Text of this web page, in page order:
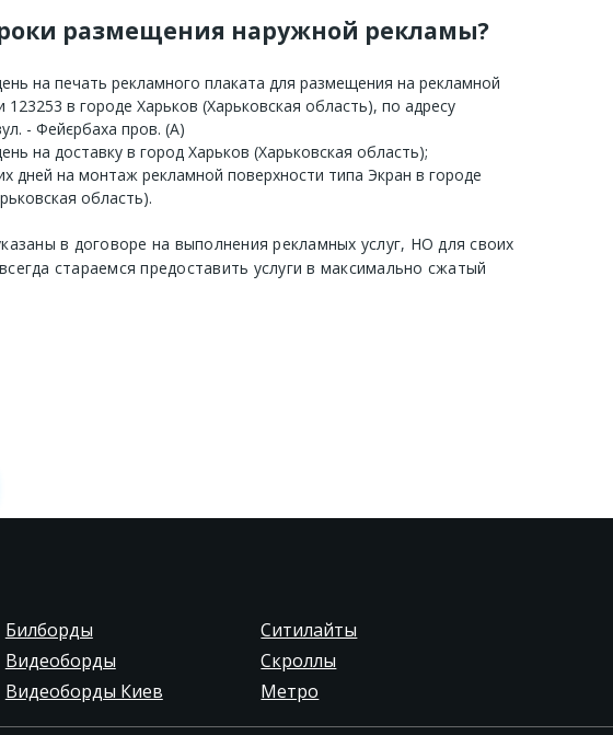
размещения наружной рекламы?
на печать рекламного плаката для размещения на рекламной
123253 в городе Харьков (Харьковская область), по адресу
- Фейєрбаха пров. (А)
на доставку в город Харьков (Харьковская область);
дней на монтаж рекламной поверхности типа Экран в городе
область).
в договоре на выполнения рекламных услуг, НО для своих
стараемся предоставить услуги в максимально сжатый
Билборды
Видеоборды
Видеоборды Киев
Ситилайты
Скроллы
Метро